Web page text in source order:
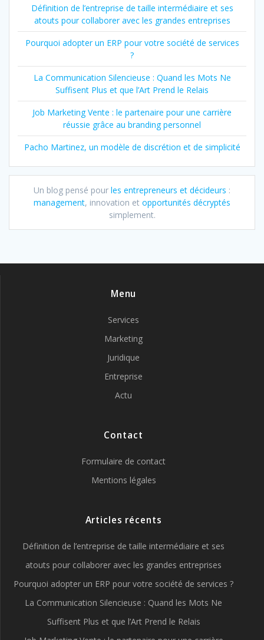
Définition de l’entreprise de taille intermédiaire et ses
atouts pour collaborer avec les grandes entreprises
Pourquoi adopter un ERP pour votre société de services
?
La Communication Silencieuse : Quand les Mots Ne
Suffisent Plus et que l’Art Prend le Relais
Job Marketing Vente : le partenaire pour une carrière
réussie grâce au branding personnel
Pacho Martinez, un modèle de discrétion et de simplicité
Un blog pensé pour les entrepreneurs et décideurs :
management, innovation et opportunités décryptés
simplement.
Menu
Services
Marketing
Juridique
Entreprise
Actu
Contact
Formulaire de contact
Mentions légales
Articles récents
Définition de l’entreprise de taille intermédiaire et ses
atouts pour collaborer avec les grandes entreprises
Pourquoi adopter un ERP pour votre société de services ?
La Communication Silencieuse : Quand les Mots Ne
Suffisent Plus et que l’Art Prend le Relais